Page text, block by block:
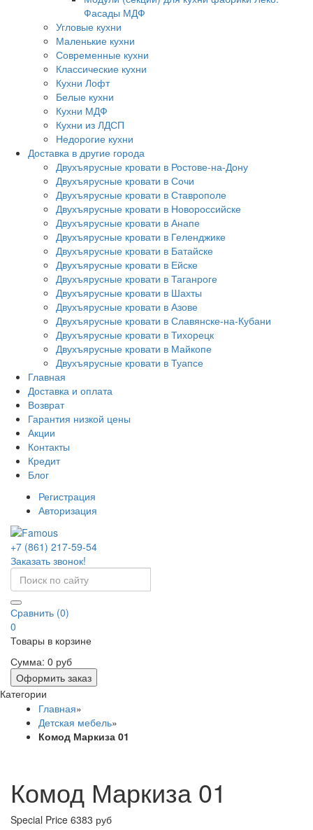
Фасады МДФ
Угловые кухни
Маленькие кухни
Современные кухни
Классические кухни
Кухни Лофт
Белые кухни
Кухни МДФ
Кухни из ЛДСП
Недорогие кухни
Доставка в другие города
Двухъярусные кровати в Ростове-на-Дону
Двухъярусные кровати в Сочи
Двухъярусные кровати в Ставрополе
Двухъярусные кровати в Новороссийске
Двухъярусные кровати в Анапе
Двухъярусные кровати в Геленджике
Двухъярусные кровати в Батайске
Двухъярусные кровати в Ейске
Двухъярусные кровати в Таганроге
Двухъярусные кровати в Шахты
Двухъярусные кровати в Азове
Двухъярусные кровати в Славянске-на-Кубани
Двухъярусные кровати в Тихорецк
Двухъярусные кровати в Майкопе
Двухъярусные кровати в Туапсе
Главная
Доставка и оплата
Возврат
Гарантия низкой цены
Акции
Контакты
Кредит
Блог
Регистрация
Авторизация
+7 (861) 217-59-54
Заказать звонок!
Сравнить (0)
0
Товары в корзине
Сумма: 0 руб
Оформить заказ
Категории
Главная»
Детская мебель»
Комод Маркиза 01
Комод Маркиза 01
Special Price 6383 руб